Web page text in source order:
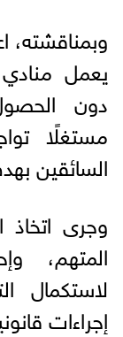
وبمناقشته،
يعمل
دون
مستغلًا
السائقين
وجرى اتخاذ
المتهم،
لاستكمال
إجراءات